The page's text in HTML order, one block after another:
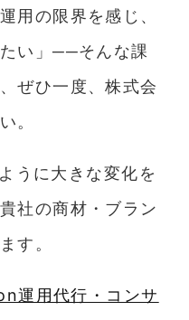
用の限界を感じ、
い」──そんな課
ぜひ一度、株式会
。
うに大きな変化を
社の商材・ブラン
す。
運用代行・コンサ